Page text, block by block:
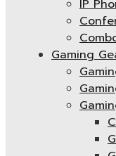
IP
Gaming